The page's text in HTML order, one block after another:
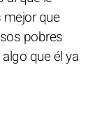
mejor que
pobres
que él ya